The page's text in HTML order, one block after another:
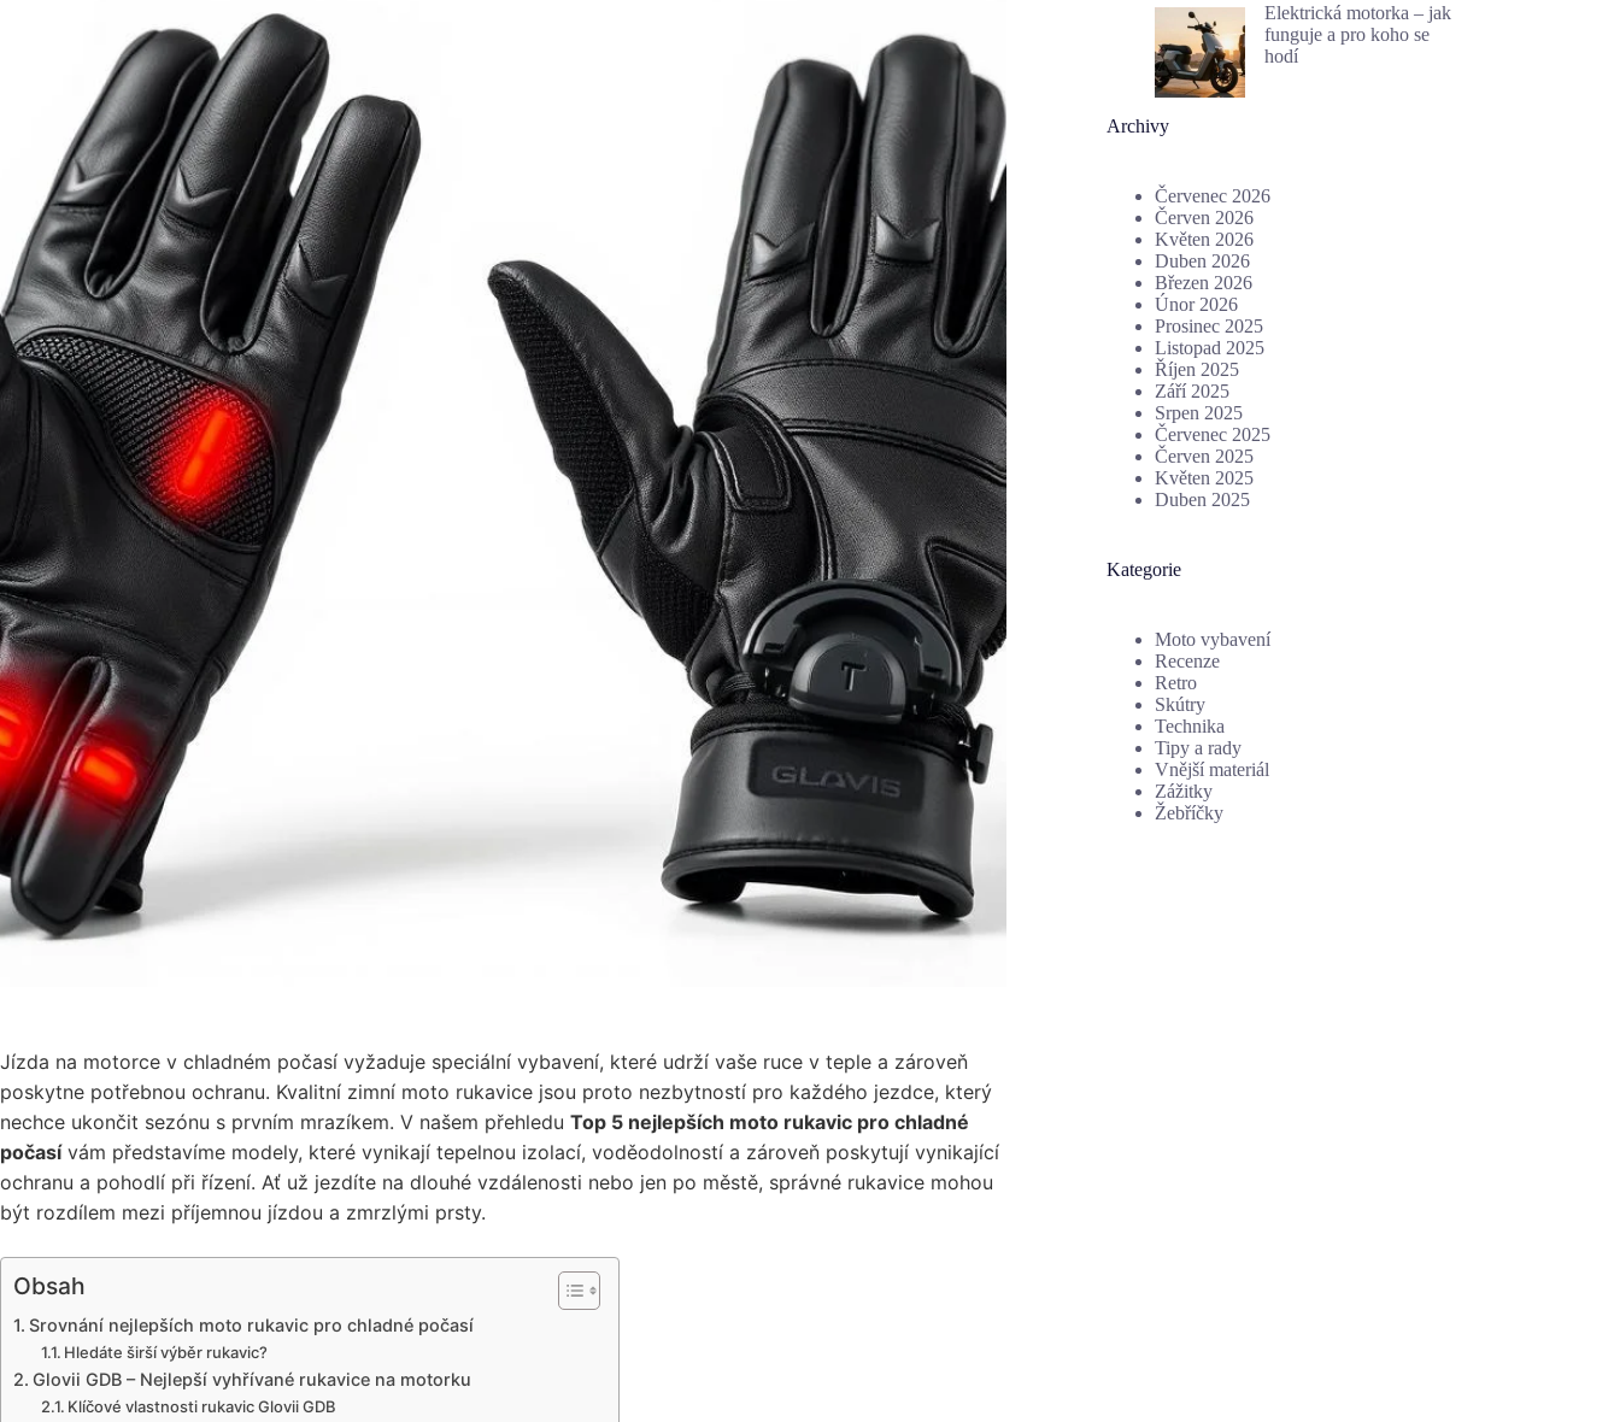
Jízda na motorce v chladném počasí vyžaduje speciální vybavení, které udrží vaše ruce v teple a zároveň
poskytne potřebnou ochranu. Kvalitní zimní moto rukavice jsou proto nezbytností pro každého jezdce, který
nechce ukončit sezónu s prvním mrazíkem. V našem přehledu Top 5 nejlepších moto rukavic pro chladné
počasívám představíme modely, které vynikají tepelnou izolací, voděodolností a zároveň poskytují vynikající
ochranu a pohodlí při řízení. Ať už jezdíte na dlouhé vzdálenosti nebo jen po městě, správné rukavice mohou
být rozdílem mezi příjemnou jízdou a zmrzlými prsty.
Obsah
Srovnání nejlepších moto rukavic pro chladné počasí
Hledáte širší výběr rukavic?
Glovii GDB – Nejlepší vyhřívané rukavice na motorku
Klíčové vlastnosti rukavic Glovii GDB
Elektrická motorka – jak
funguje a pro koho se
hodí
Archivy
Červenec 2026
Červen 2026
Květen 2026
Duben 2026
Březen 2026
Únor 2026
Prosinec 2025
Listopad 2025
Říjen 2025
Září 2025
Srpen 2025
Červenec 2025
Červen 2025
Květen 2025
Duben 2025
Kategorie
Moto vybavení
Recenze
Retro
Skútry
Technika
Tipy a rady
Vnější materiál
Zážitky
Žebříčky